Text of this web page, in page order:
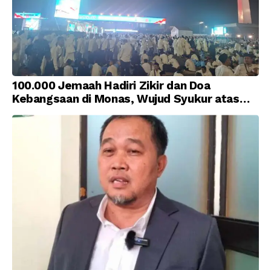
100.000 Jemaah Hadiri Zikir dan Doa
Kebangsaan di Monas, Wujud Syukur atas
Kemerdekaan Indonesia